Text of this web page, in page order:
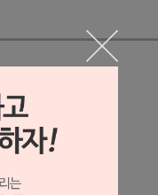
수 있습니다.